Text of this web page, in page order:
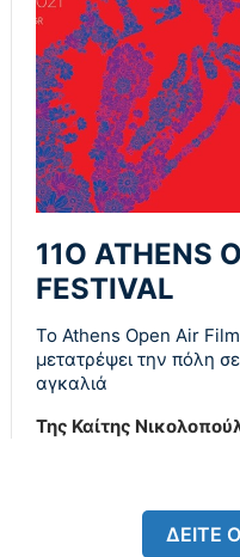
11Ο ATHENS
FESTIVAL
Το Athens Open Air Film
μετατρέψει την πόλη
αγκαλιά
Της Καίτης
ΔΕΙΤΕ